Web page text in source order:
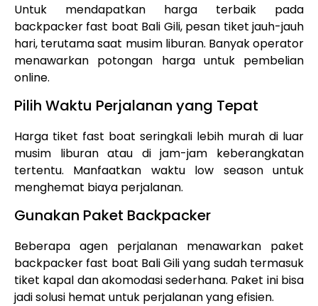
Untuk mendapatkan harga terbaik pada
backpacker fast boat Bali Gili, pesan tiket jauh-jauh
hari, terutama saat musim liburan. Banyak operator
menawarkan potongan harga untuk pembelian
online.
Pilih Waktu Perjalanan yang Tepat
Harga tiket fast boat seringkali lebih murah di luar
musim liburan atau di jam-jam keberangkatan
tertentu. Manfaatkan waktu low season untuk
menghemat biaya perjalanan.
Gunakan Paket Backpacker
Beberapa agen perjalanan menawarkan paket
backpacker fast boat Bali Gili yang sudah termasuk
tiket kapal dan akomodasi sederhana. Paket ini bisa
jadi solusi hemat untuk perjalanan yang efisien.